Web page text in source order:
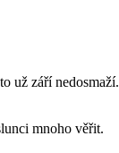
už září nedosmaží.
mnoho věřit.